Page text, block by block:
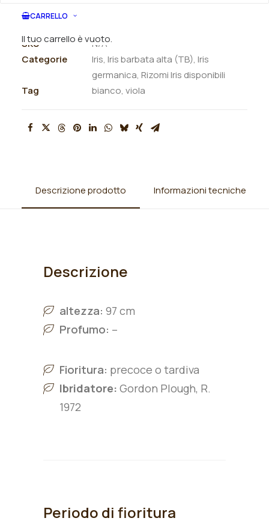
CARRELLO
Il tuo carrello è vuoto.
SKU
N/A
Categorie
Iris, Iris barbata alta (TB), Iris
germanica, Rizomi Iris disponibili
Tag
bianco, viola
Descrizione prodotto Informazioni tecniche
Descrizione
altezza: 97 cm
Profumo: –
Fioritura: precoce o tardiva
Ibridatore: Gordon Plough, R.
1972
Periodo di fioritura